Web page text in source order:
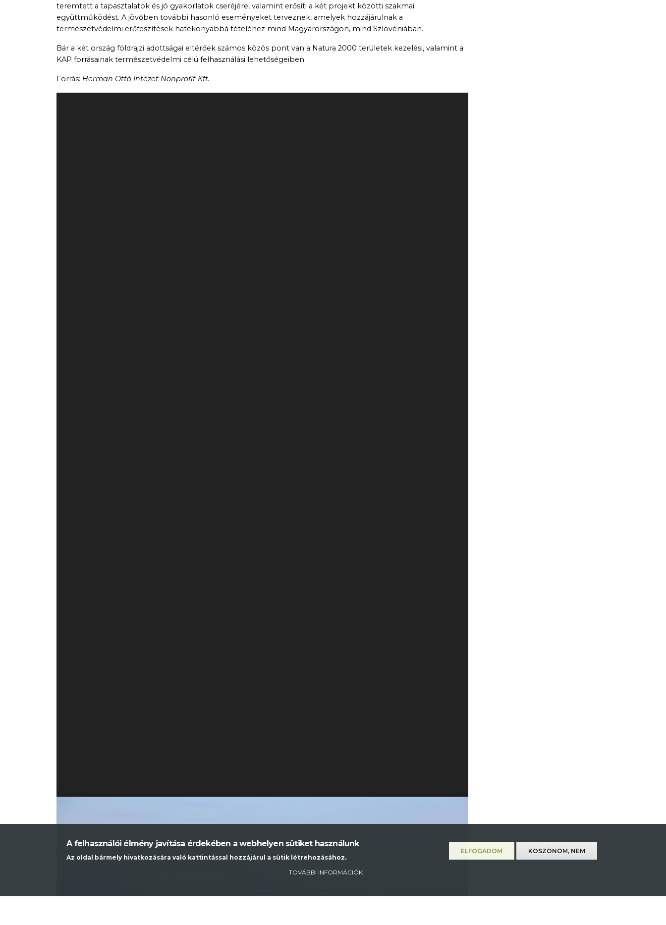
teremtett a tapasztalatok és jó gyakorlatok cseréjére, valamint erősíti a két projekt közötti szakmai
együttműködést. A jövőben további hasonló eseményeket terveznek, amelyek hozzájárulnak a
természetvédelmi erőfeszítések hatékonyabbá tételéhez mind Magyarországon, mind Szlovéniában.
Bár a két ország földrajzi adottságai eltérőek számos közös pont van a Natura 2000 területek kezelési, valamint a
KAP forrásainak természetvédelmi célú felhasználási lehetőségeiben.
Forrás: Herman Ottó Intézet Nonprofit Kft.
A felhasználói élmény javítása érdekében a webhelyen sütiket használunk
Az oldal bármely hivatkozására való kattintással hozzájárul a sütik létrehozásához.
TOVÁBBI INFORMÁCIÓK
ELFOGADOM KÖSZÖNÖM, NEM